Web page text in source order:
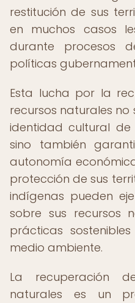
restitución de sus
en muchos casos
durante procesos
políticas
Esta lucha por la
recursos naturales
identidad cultural de
sino también
autonomía
protección de sus
indígenas pueden
sobre sus recursos
prácticas
medio ambiente.
La recuperación
naturales es un